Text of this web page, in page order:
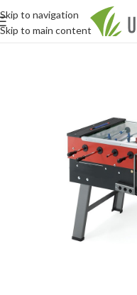
Skip to navigation
Skip to main content